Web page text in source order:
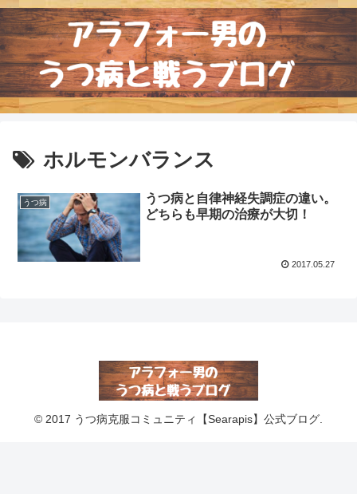
ホルモンバランス
うつ病
うつ病と自律神経失調症の違い。
どちらも早期の治療が大切！
2017.05.27
© 2017 うつ病克服コミュニティ【Searapis】公式ブログ.